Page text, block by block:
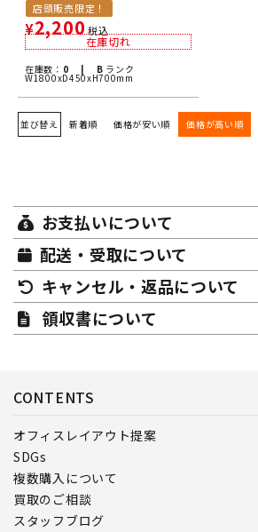
店頭販売限定！
¥2,200 税込
在庫切れ
在庫数： 0 | B ランク
W1800xD450xH700mm
並び替え 新着順 価格が安い順 価格が高い順
お支払いについて
配送・受取について
キャンセル・返品について
領収書について
CONTENTS
オフィスレイアウト提案
SDGs
複数購入について
買取のご相談
スタッフブログ